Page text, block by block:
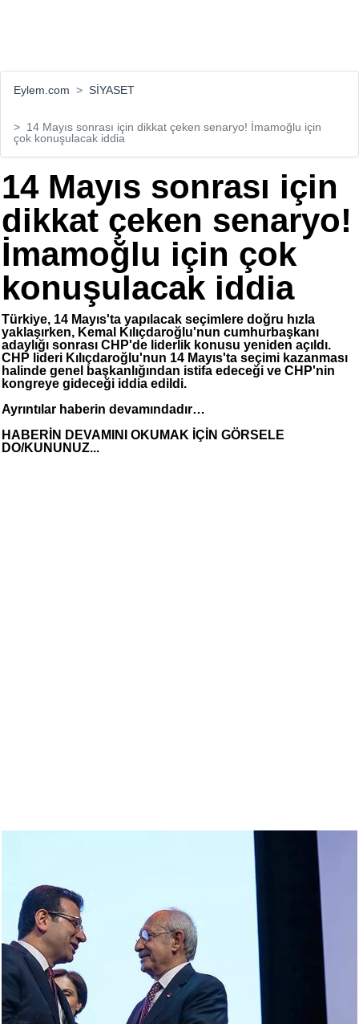
Eylem.com SİYASET
14 Mayıs sonrası için dikkat çeken senaryo! İmamoğlu için
çok konuşulacak iddia
14 Mayıs sonrası için
dikkat çeken senaryo!
İmamoğlu için çok
konuşulacak iddia
Türkiye, 14 Mayıs'ta yapılacak seçimlere doğru hızla
yaklaşırken, Kemal Kılıçdaroğlu'nun cumhurbaşkanı
adaylığı sonrası CHP'de liderlik konusu yeniden açıldı.
CHP lideri Kılıçdaroğlu'nun 14 Mayıs'ta seçimi kazanması
halinde genel başkanlığından istifa edeceği ve CHP'nin
kongreye gideceği iddia edildi.
Ayrıntılar haberin devamındadır…
HABERİN DEVAMINI OKUMAK İÇİN GÖRSELE
DO/KUNUNUZ...